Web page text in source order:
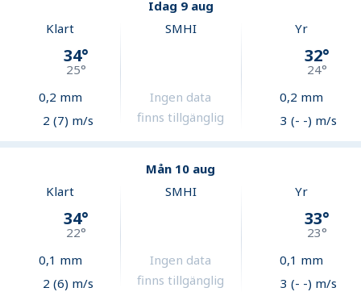
Idag 9 aug
Klart
34°
25°
0,2 mm
2 (7) m/s
SMHI
Ingen data
finns tillgänglig
Yr
32°
24°
0,2 mm
3 (- -) m/s
Mån 10 aug
Klart
34°
22°
0,1 mm
2 (6) m/s
SMHI
Ingen data
finns tillgänglig
Yr
33°
23°
0,1 mm
3 (- -) m/s